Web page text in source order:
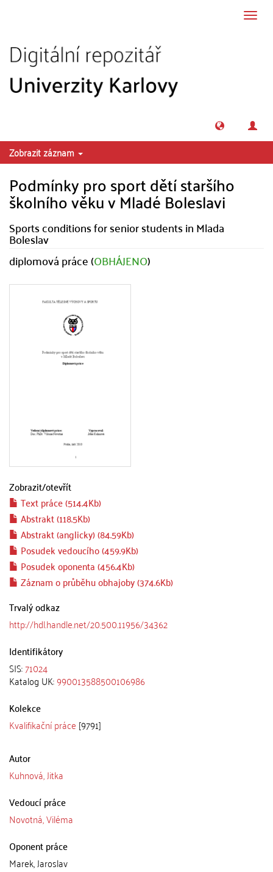
Zobrazit záznam
Podmínky pro sport dětí staršího
školního věku v Mladé Boleslavi
Sports conditions for senior students in Mlada
Boleslav
diplomová práce (OBHÁJENO)
Zobrazit/otevřít
Text práce (514.4Kb)
Abstrakt (118.5Kb)
Abstrakt (anglicky) (84.59Kb)
Posudek vedoucího (459.9Kb)
Posudek oponenta (456.4Kb)
Záznam o průběhu obhajoby (374.6Kb)
Trvalý odkaz
http://hdl.handle.net/20.500.11956/34362
Identifikátory
SIS:71024
Katalog UK:990013588500106986
Kolekce
Kvalifikační práce [9791]
Autor
Kuhnová, Jitka
Vedoucí práce
Novotná, Viléma
Oponent práce
Marek, Jaroslav